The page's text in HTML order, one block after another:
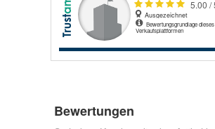
Bewertungen